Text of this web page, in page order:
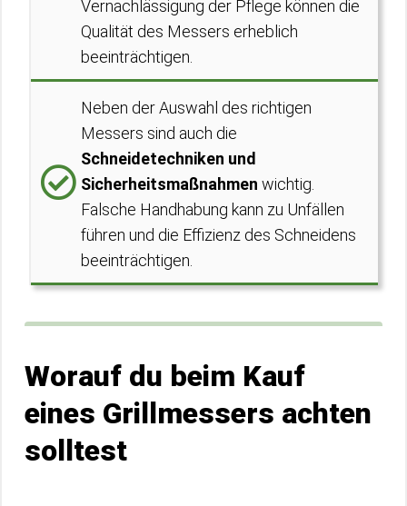
Vernachlässigung der Pflege können die
Qualität des Messers erheblich
beeinträchtigen.
Neben der Auswahl des richtigen
Messers sind auch die
Schneidetechniken und
Sicherheitsmaßnahmen wichtig.
Falsche Handhabung kann zu Unfällen
führen und die Effizienz des Schneidens
beeinträchtigen.
Worauf du beim Kauf
eines Grillmessers achten
solltest